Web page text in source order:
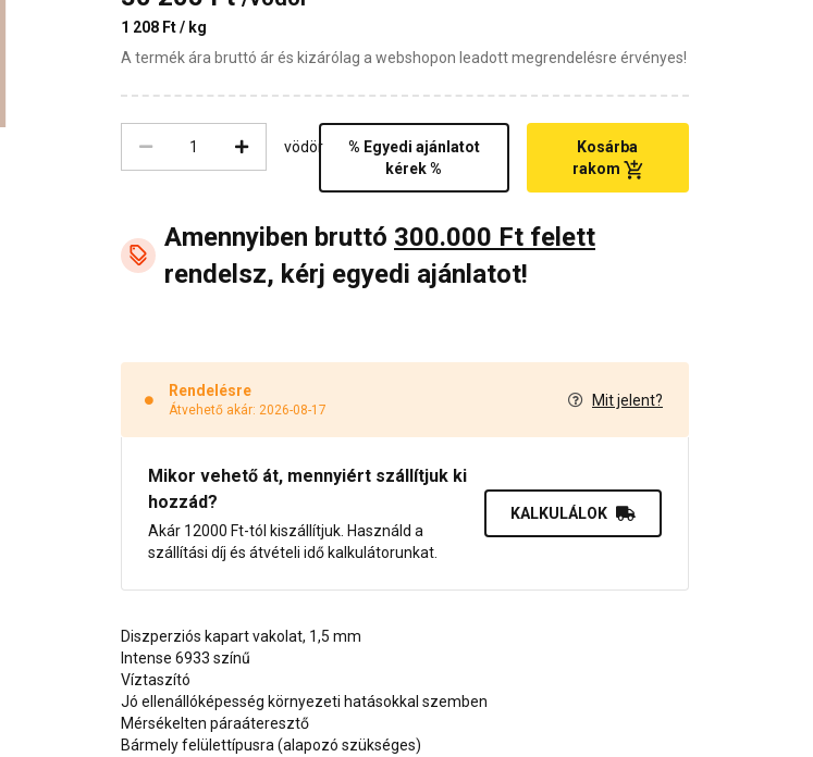
1 208 Ft / kg
A termék ára bruttó ár és kizárólag a webshopon leadott megrendelésre érvényes!
vödör
% Egyedi ajánlatot
kérek %
Kosárba
rakom
Amennyiben bruttó 300.000 Ft felett
rendelsz, kérj egyedi ajánlatot!
Rendelésre
Átvehető akár: 2026-08-17
Mit jelent?
Mikor vehető át, mennyiért szállítjuk ki
hozzád?
Akár 12000 Ft-tól kiszállítjuk. Használd a
szállítási díj és átvételi idő kalkulátorunkat.
KALKULÁLOK
Diszperziós kapart vakolat, 1,5 mm
Intense 6933 színű
Víztaszító
Jó ellenállóképesség környezeti hatásokkal szemben
Mérsékelten páraáteresztő
Bármely felülettípusra (alapozó szükséges)